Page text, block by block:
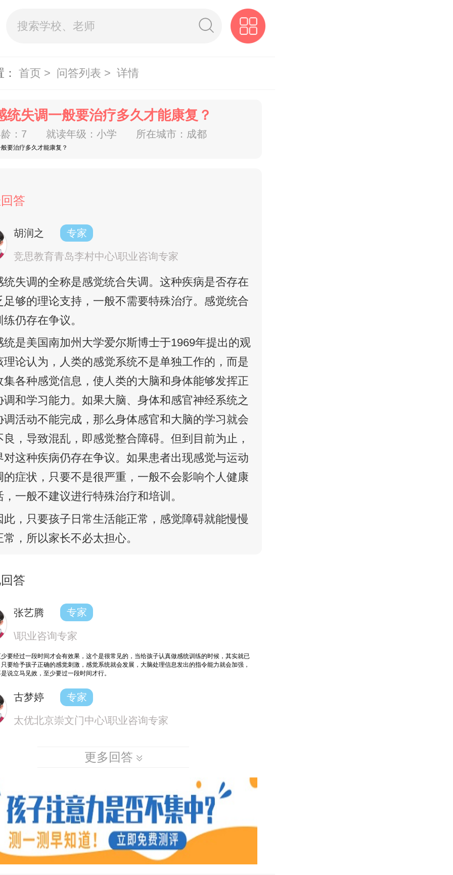
首页 > 问答列表 > 详情
统失调一般要治疗多久才能康复？
：7 就读年级：小学 所在城市：成都
要治疗多久才能康复？
答
胡润之 专家
竞思教育青岛李村中心\职业咨询专家
统失调的全称是感觉统合失调。这种疾病是否存在
足够的理论支持，一般不需要特殊治疗。感觉统合
仍存在争议。
统是美国南加州大学爱尔斯博士于1969年提出的观
理论认为，人类的感觉系统不是单独工作的，而是
集各种感觉信息，使人类的大脑和身体能够发挥正
调和学习能力。如果大脑、身体和感官神经系统之
调活动不能完成，那么身体感官和大脑的学习就会
良，导致混乱，即感觉整合障碍。但到目前为止，
对这种疾病仍存在争议。如果患者出现感觉与运动
的症状，只要不是很严重，一般不会影响个人健康
，一般不建议进行特殊治疗和培训。
此，只要孩子日常生活能正常，感觉障碍就能慢慢
常，所以家长不必太担心。
答
张艺腾 专家
\职业咨询专家
要经过一段时间才会有效果，这个是很常见的，当给孩子认真做感统训练的时候，其实就已
要给予孩子正确的感觉刺激，感觉系统就会发展，大脑处理信息发出的指令能力就会加强，
说立马见效，至少要过一段时间才行。
古梦婷 专家
太优北京崇文门中心\职业咨询专家
更多回答